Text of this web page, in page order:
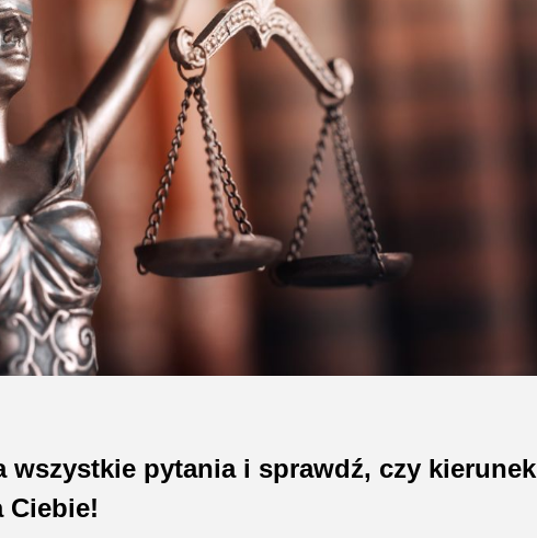
wszystkie pytania i sprawdź, czy kierunek
Ciebie!